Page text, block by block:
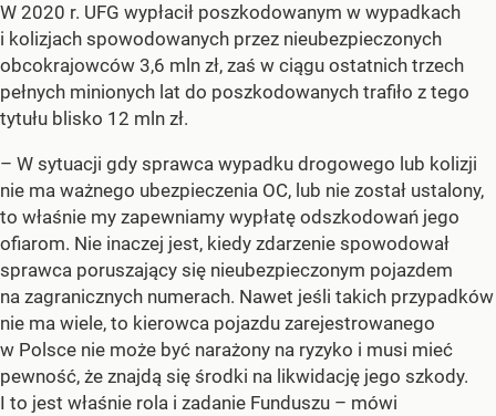
W 2020 r. UFG wypłacił poszkodowanym w wypadkach
i kolizjach spowodowanych przez nieubezpieczonych
obcokrajowców 3,6 mln zł, zaś w ciągu ostatnich trzech
pełnych minionych lat do poszkodowanych trafiło z tego
tytułu blisko 12 mln zł.
– W sytuacji gdy sprawca wypadku drogowego lub kolizji
nie ma ważnego ubezpieczenia OC, lub nie został ustalony,
to właśnie my zapewniamy wypłatę odszkodowań jego
ofiarom. Nie inaczej jest, kiedy zdarzenie spowodował
sprawca poruszający się nieubezpieczonym pojazdem
na zagranicznych numerach. Nawet jeśli takich przypadków
nie ma wiele, to kierowca pojazdu zarejestrowanego
w Polsce nie może być narażony na ryzyko i musi mieć
pewność, że znajdą się środki na likwidację jego szkody.
I to jest właśnie rola i zadanie Funduszu – mówi